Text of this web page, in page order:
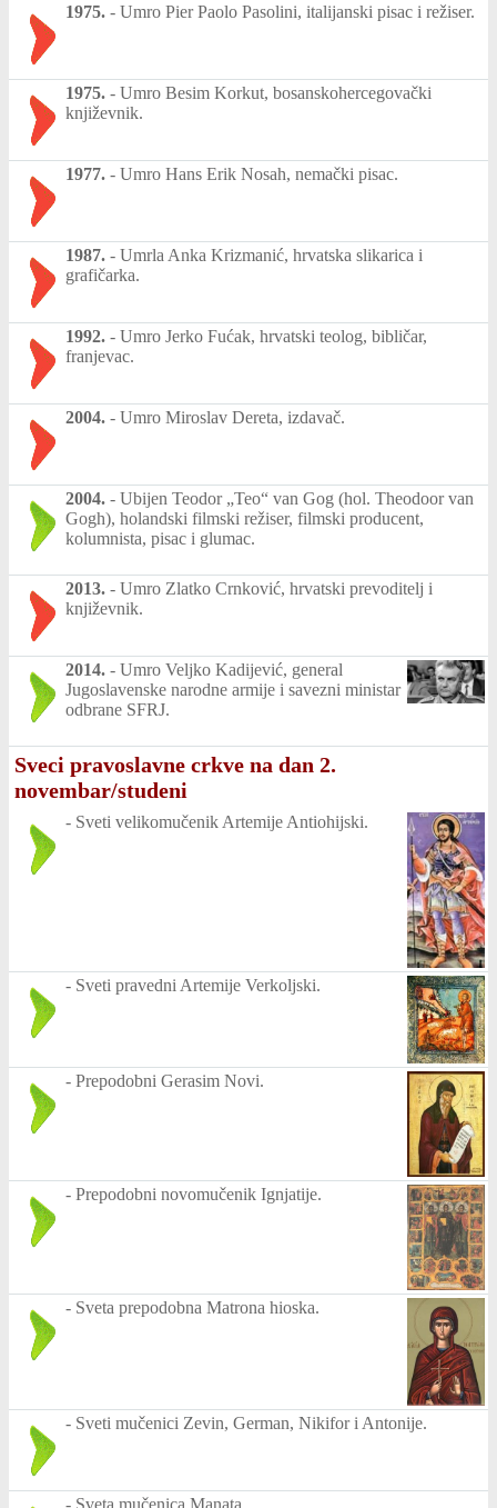
1975. - Umro Pier Paolo Pasolini, italijanski pisac i režiser.
1975. - Umro Besim Korkut, bosanskohercegovački
književnik.
1977. - Umro Hans Erik Nosah, nemački pisac.
1987. - Umrla Anka Krizmanić, hrvatska slikarica i
grafičarka.
1992. - Umro Jerko Fućak, hrvatski teolog, bibličar,
franjevac.
2004. - Umro Miroslav Dereta, izdavač.
2004. - Ubijen Teodor „Teo“ van Gog (hol. Theodoor van
Gogh), holandski filmski režiser, filmski producent,
kolumnista, pisac i glumac.
2013. - Umro Zlatko Crnković, hrvatski prevoditelj i
književnik.
2014. - Umro Veljko Kadijević, general
Jugoslavenske narodne armije i savezni ministar
odbrane SFRJ.
Sveci pravoslavne crkve na dan 2.
novembar/studeni
- Sveti velikomučenik Artemije Antiohijski.
- Sveti pravedni Artemije Verkoljski.
- Prepodobni Gerasim Novi.
- Prepodobni novomučenik Ignjatije.
- Sveta prepodobna Matrona hioska.
- Sveti mučenici Zevin, German, Nikifor i Antonije.